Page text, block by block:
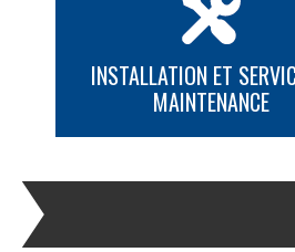
INSTALLATION ET
MAINTENANCE
PLUS D'INFORMATION